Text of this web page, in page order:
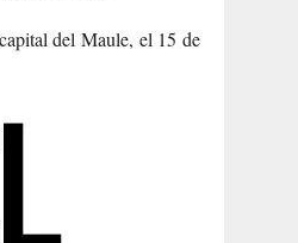
del Maule, el 15 de